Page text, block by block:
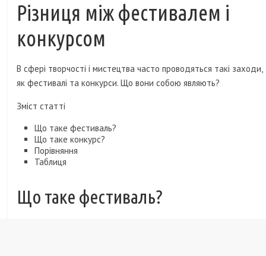
Різниця між фестивалем і
конкурсом
В сфері творчості і мистецтва часто проводяться такі заходи,
як фестивалі та конкурси. Що вони собою являють?
Зміст статті
Що таке фестиваль?
Що таке конкурс?
Порівняння
Таблиця
Що таке фестиваль?